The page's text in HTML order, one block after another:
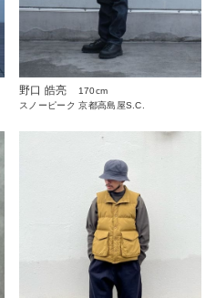
野口 皓亮
170cm
スノーピーク 京都高島屋S.C.